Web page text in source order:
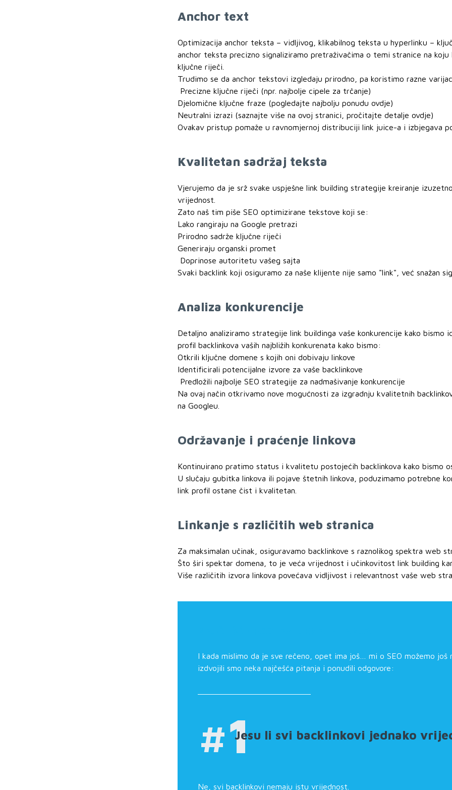
Anchor text
Optimizacija anchor teksta – vidljivog, klikabilnog teksta u hyperlinku –
anchor teksta precizno signaliziramo pretraživačima o temi stranice na
ključne riječi.
Trudimo se da anchor tekstovi izgledaju prirodno, pa koristimo razne
Precizne ključne riječi (npr. najbolje cipele za trčanje)
Djelomične ključne fraze (pogledajte najbolju ponudu ovdje)
Neutralni izrazi (saznajte više na ovoj stranici, pročitajte detalje ovdje)
Ovakav pristup pomaže u ravnomjernoj distribuciji link juice-a i izbjegava
Kvalitetan sadržaj teksta
Vjerujemo da je srž svake uspješne link building strategije kreiranje
vrijednost.
Zato naš tim piše SEO optimizirane tekstove koji se:
Lako rangiraju na Google pretrazi
Prirodno sadrže ključne riječi
Generiraju organski promet
Doprinose autoritetu vašeg sajta
Svaki backlink koji osiguramo za naše klijente nije samo "link", već snažan
Analiza konkurencije
Detaljno analiziramo strategije link buildinga vaše konkurencije kako
profil backlinkova vaših najbližih konkurenata kako bismo:
Otkrili ključne domene s kojih oni dobivaju linkove
Identificirali potencijalne izvore za vaše backlinkove
Predložili najbolje SEO strategije za nadmašivanje konkurencije
Na ovaj način otkrivamo nove mogućnosti za izgradnju kvalitetnih
na Googleu.
Održavanje i praćenje linkova
Kontinuirano pratimo status i kvalitetu postojećih backlinkova kako bismo
U slučaju gubitka linkova ili pojave štetnih linkova, poduzimamo potrebne
link profil ostane čist i kvalitetan.
Linkanje s različitih web stranica
Za maksimalan učinak, osiguravamo backlinkove s raznolikog spektra web
Što širi spektar domena, to je veća vrijednost i učinkovitost link building
Više različitih izvora linkova povećava vidljivost i relevantnost vaše web
I kada mislimo da je sve rečeno, opet ima još… mi o SEO možemo
izdvojili smo neka najčešća pitanja i ponudili odgovore:
#1Jesu li svi backlinkovi jednako
Ne, svi backlinkovi nemaju istu vrijednost.